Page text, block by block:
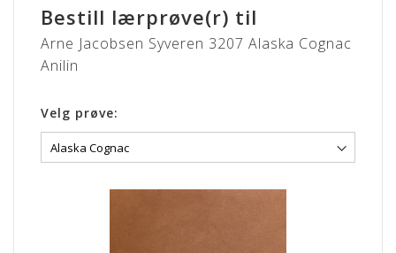
Bestill lærprøve(r) til
Arne Jacobsen Syveren 3207 Alaska Cognac
Anilin
Velg prøve: